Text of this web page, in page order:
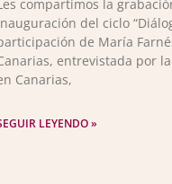
compartimos la
del ciclo
de María
entrevistada por
Canarias,
LEYENDO »